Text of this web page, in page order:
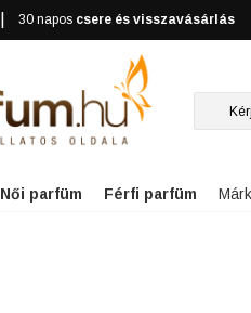
30 napos csere és visszavásárlás
Női parfüm Férfi parfüm